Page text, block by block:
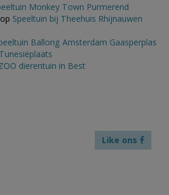
Monkey Town Purmerend
op Speeltuin bij Theehuis Rhijnauwen
Ballorig Amsterdam Gaasperplas
Tunesiëplaats
dierentuin in Best
Like ons